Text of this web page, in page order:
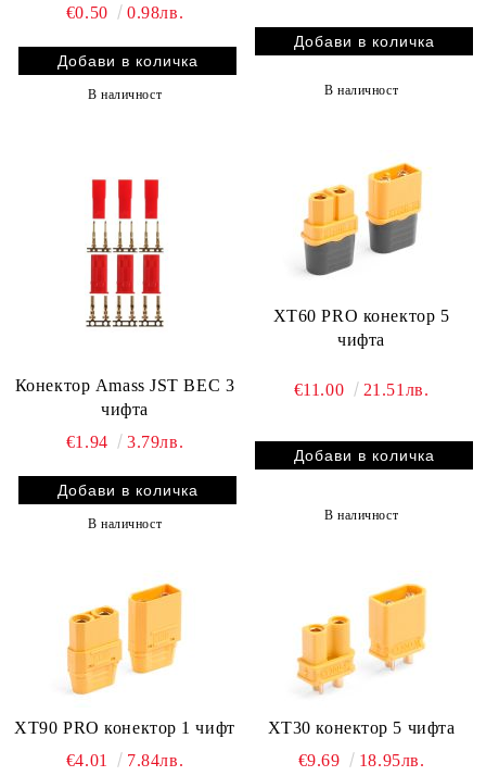
€0.50
0.98лв.
В наличност В наличност
Конектор Amass JST BEC 3
чифта
€1.94
3.79лв.
В наличност
XT60 PRO конектор 5
чифта
€11.00 21.51лв.
В наличност
XT90 PRO конектор 1 чифт
€4.01
7.84лв.
XT30 конектор 5 чифта
€9.69
18.95лв.